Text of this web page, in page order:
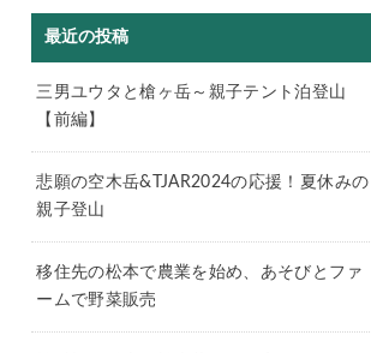
最近の投稿
三男ユウタと槍ヶ岳～親子テント泊登山
【前編】
悲願の空木岳&TJAR2024の応援！夏休みの
親子登山
移住先の松本で農業を始め、あそびとファ
ームで野菜販売